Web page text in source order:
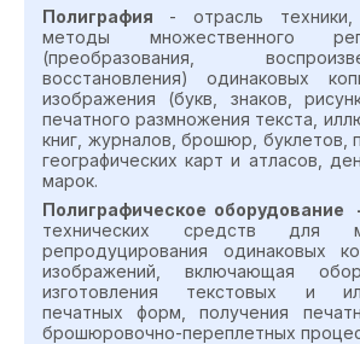
Полиграфия - отрасль
методы множественного
(преобразования,
восстановления) одинаковых
изображения (букв, знаков,
печатного размножения текста,
книг, журналов, брошюр, буклетов,
географических карт и атласов,
марок.
Полиграфическое
технических средств для
репродуцирования одинаковых
изображений, включающая
изготовления текстовых и
печатных форм, получения
брошюровочно-переплетных